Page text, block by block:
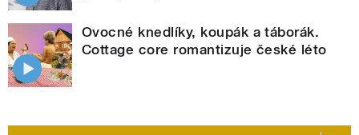
Ovocné knedlíky, koupák a táborák.
Cottage core romantizuje české léto